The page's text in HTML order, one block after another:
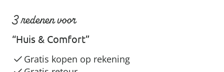
3 redenen voor
“Huis & Comfort”
Gratis kopen op rekening